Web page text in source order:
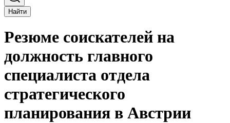
Найти
Резюме соискателей на
должность главного
специалиста отдела
стратегического
планирования в Австрии